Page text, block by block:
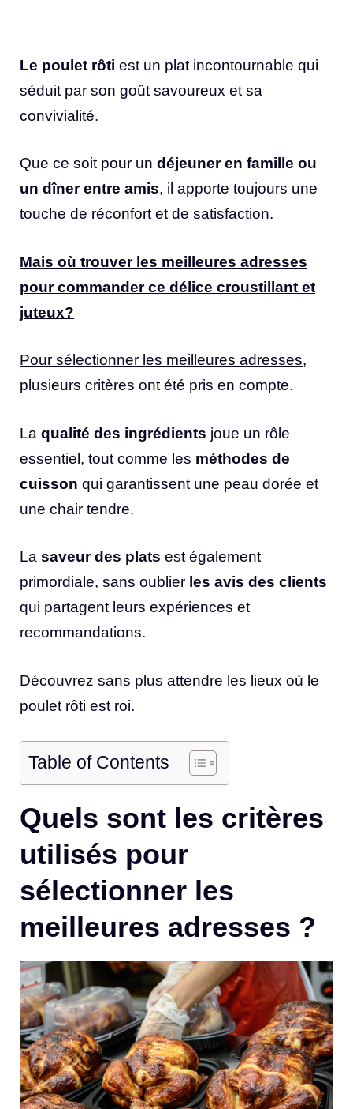
Le poulet rôti est un plat incontournable qui
séduit par son goût savoureux et sa
convivialité.
Que ce soit pour un déjeuner en famille ou
un dîner entre amis, il apporte toujours une
touche de réconfort et de satisfaction.
Mais où trouver les meilleures adresses
pour commander ce délice croustillant et
juteux?
Pour sélectionner les meilleures adresses,
plusieurs critères ont été pris en compte.
La qualité des ingrédients joue un rôle
essentiel, tout comme les méthodes de
cuisson qui garantissent une peau dorée et
une chair tendre.
La saveur des plats est également
primordiale, sans oublier les avis des clients
qui partagent leurs expériences et
recommandations.
Découvrez sans plus attendre les lieux où le
poulet rôti est roi.
Table of Contents
Quels sont les critères
utilisés pour
sélectionner les
meilleures adresses ?